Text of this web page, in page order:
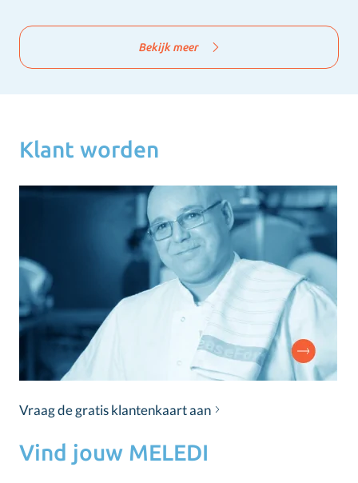
Bekijk meer
Klant worden
Vraag de gratis klantenkaart aan
Vind jouw MELEDI